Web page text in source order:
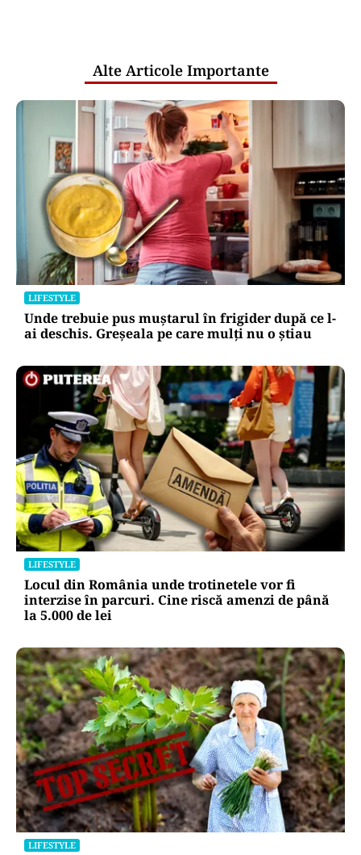
Alte Articole Importante
LIFESTYLE
Unde trebuie pus muștarul în frigider după ce l-
ai deschis. Greșeala pe care mulți nu o știau
LIFESTYLE
Locul din România unde trotinetele vor fi
interzise în parcuri. Cine riscă amenzi de până
la 5.000 de lei
LIFESTYLE